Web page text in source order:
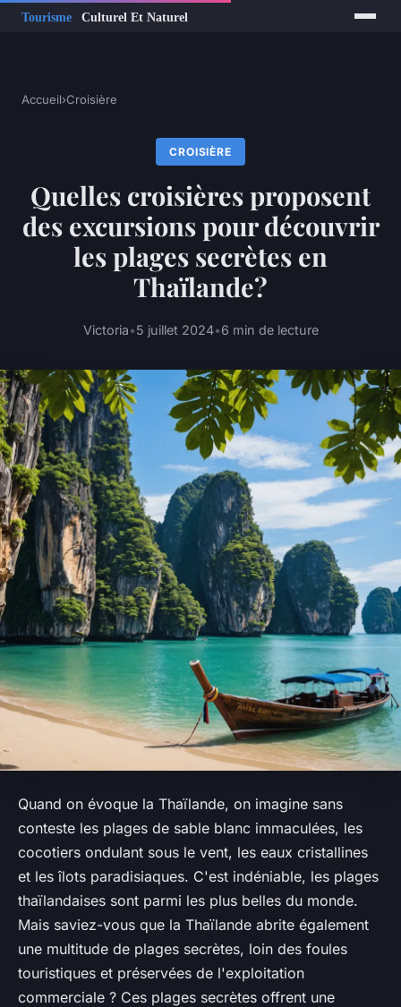
Accueil›Croisière
CROISIÈRE
Quelles croisières proposent
des excursions pour découvrir
les plages secrètes en
Thaïlande?
Victoria•5 juillet 2024•6 min de lecture
Quand on évoque la Thaïlande, on imagine sans
conteste les plages de sable blanc immaculées, les
cocotiers ondulant sous le vent, les eaux cristallines
et les îlots paradisiaques. C'est indéniable, les plages
thaïlandaises sont parmi les plus belles du monde.
Mais saviez-vous que la Thaïlande abrite également
une multitude de plages secrètes, loin des foules
touristiques et préservées de l'exploitation
commerciale ? Ces plages secrètes offrent une